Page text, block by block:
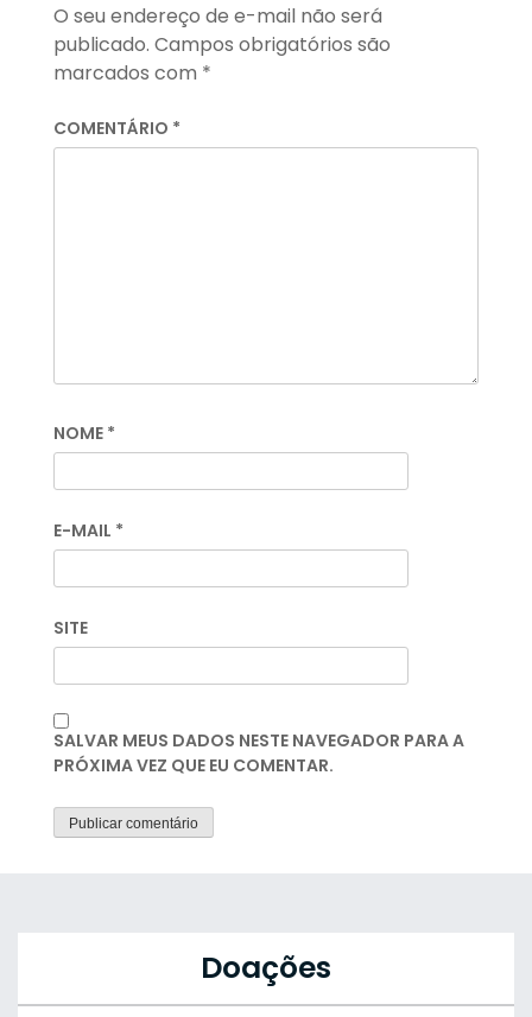
O seu endereço de e-mail não será
publicado. Campos obrigatórios são
marcados com *
COMENTÁRIO *
NOME *
E-MAIL *
SITE
SALVAR MEUS DADOS NESTE NAVEGADOR PARA A
PRÓXIMA VEZ QUE EU COMENTAR.
Doações